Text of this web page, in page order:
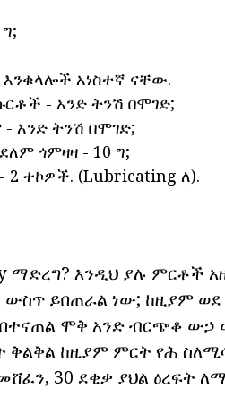
አነስተኛ ናቸው.
- አንድ ትንሽ በሞገድ;
አንድ ትንሽ በሞገድ;
ጎምዛዛ - 10 ግ;
2 ተኮዎች. (Lubricating ለ).
ማድረግ? እንዲህ ያሉ ምርቶች
ውስጥ ይበጠራል ነው; ከዚያም
ሞቅ አንድ ብርጭቆ ውኃ
ቅልቅል ከዚያም ምርት የሕ
30 ደቂቃ ያህል ዕረፍት